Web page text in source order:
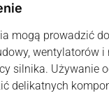
mogą prowadzić
wentylatorów
silnika. Używanie
delikatnych